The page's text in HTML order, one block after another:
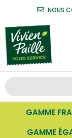
NOUS
GAMME
GAMME